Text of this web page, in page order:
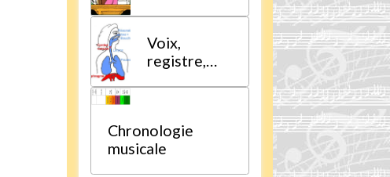
Voix,
registre,
Chronologie
musicale